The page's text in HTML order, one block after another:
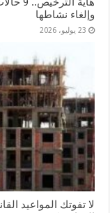
وإلغاء نشاطها
23 يوليو، 2026
لا تفوتك المواعيد